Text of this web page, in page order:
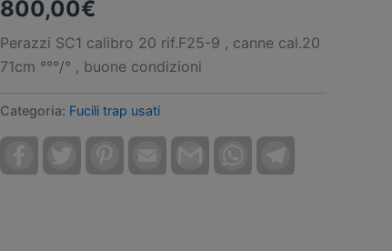
800,00€
Perazzi SC1 calibro 20 rif.F25-9 , canne cal.20
71cm °°°/° , buone condizioni
Categoria: Fucili trap usati
FacebookTwitter Pinterest Email Gmail WhatsApp